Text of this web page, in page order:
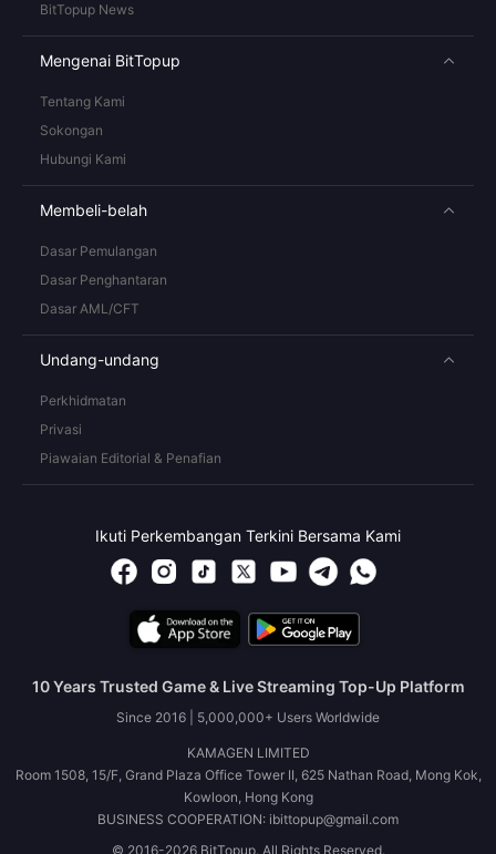
BitTopup News
Mengenai BitTopup
Tentang Kami
Sokongan
Hubungi Kami
Membeli-belah
Dasar Pemulangan
Dasar Penghantaran
Dasar AML/CFT
Undang-undang
Perkhidmatan
Privasi
Piawaian Editorial & Penafian
Ikuti Perkembangan Terkini Bersama Kami
10 Years Trusted Game & Live Streaming Top-Up Platform
Since 2016 | 5,000,000+ Users Worldwide
KAMAGEN LIMITED
Room 1508, 15/F, Grand Plaza Office Tower II, 625 Nathan Road, Mong Kok,
Kowloon, Hong Kong
BUSINESS COOPERATION: ibittopup@gmail.com
© 2016-2026 BitTopup. All Rights Reserved.